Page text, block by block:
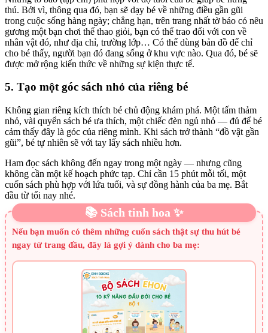
thú. Bởi vì, thông qua đó, bạn sẽ dạy bé về những điều gần gũi
trong cuộc sống hàng ngày; chẳng hạn, trên trang nhất tờ báo có nêu
gương một bạn chơi thể thao giỏi, bạn có thể trao đổi với con về
nhân vật đó, như địa chỉ, trường lớp… Có thể dùng bản đồ để chỉ
cho bé thấy, người bạn đó đang sống ở khu vực nào. Qua đó, bé sẽ
được mở rộng kiến thức về những sự kiện thực tế.
5. Tạo một góc sách nhỏ của riêng bé
Không gian riêng kích thích bé chủ động khám phá. Một tấm thảm
nhỏ, vài quyển sách bé ưa thích, một chiếc đèn ngủ nhỏ — đủ để bé
cảm thấy đây là góc của riêng mình. Khi sách trở thành “đồ vật gần
gũi”, bé tự nhiên sẽ với tay lấy sách nhiều hơn.
Ham đọc sách không đến ngay trong một ngày — nhưng cũng
không cần một kế hoạch phức tạp. Chỉ cần 15 phút mỗi tối, một
cuốn sách phù hợp với lứa tuổi, và sự đồng hành của ba mẹ. Bắt
đầu từ tối nay nhé.
📚 Sách tinh hoa ✨
Nếu bạn muốn có thêm những cuốn sách thật sự thu hút bé
ngay từ trang đầu, đây là gợi ý dành cho ba mẹ: